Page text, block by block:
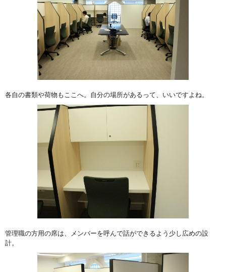
各自の書類や荷物もここへ。自分の場所があるって、いいですよね。
管理職の方用の席は、メンバーを呼んで話ができるよう少し広めの設
計。